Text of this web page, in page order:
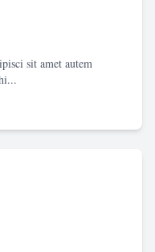
sit amet autem